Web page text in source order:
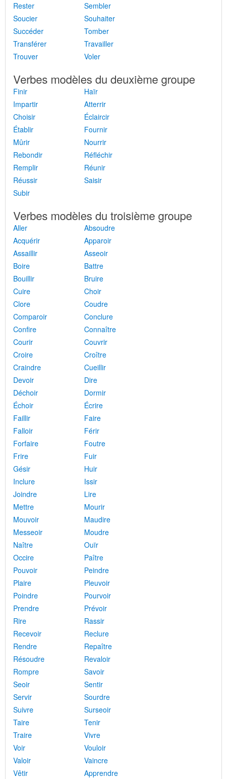
Rester
Sembler
Soucier
Souhaiter
Succéder
Tomber
Transférer
Travailler
Trouver
Voler
Verbes modèles du deuxième groupe
Finir
Haïr
Impartir
Atterrir
Choisir
Éclaircir
Établir
Fournir
Mûrir
Nourrir
Rebondir
Réfléchir
Remplir
Réunir
Réussir
Saisir
Subir
Verbes modèles du troisième groupe
Aller
Absoudre
Acquérir
Apparoir
Assaillir
Asseoir
Boire
Battre
Bouillir
Bruire
Cuire
Choir
Clore
Coudre
Comparoir
Conclure
Confire
Connaître
Courir
Couvrir
Croire
Croître
Craindre
Cueillir
Devoir
Dire
Déchoir
Dormir
Échoir
Écrire
Faillir
Faire
Falloir
Férir
Forfaire
Foutre
Frire
Fuir
Gésir
Huir
Inclure
Issir
Joindre
Lire
Mettre
Mourir
Mouvoir
Maudire
Messeoir
Moudre
Naître
Ouïr
Occire
Paître
Pouvoir
Peindre
Plaire
Pleuvoir
Poindre
Pourvoir
Prendre
Prévoir
Rire
Rassir
Recevoir
Reclure
Rendre
Repaître
Résoudre
Revaloir
Rompre
Savoir
Seoir
Sentir
Servir
Sourdre
Suivre
Surseoir
Taire
Tenir
Traire
Vivre
Voir
Vouloir
Valoir
Vaincre
Vêtir
Apprendre